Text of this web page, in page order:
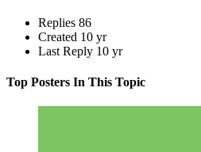
Replies 86
Created 10 yr
Last Reply 10 yr
Top Posters In This Topic